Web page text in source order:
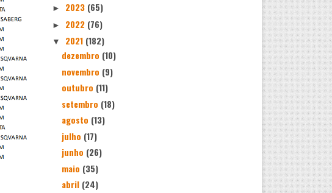
► 2023 (65)
► 2022 (76)
▼ 2021 (182)
dezembro (10)
novembro (9)
outubro (11)
setembro (18)
agosto (13)
julho (17)
junho (26)
maio (35)
abril (24)